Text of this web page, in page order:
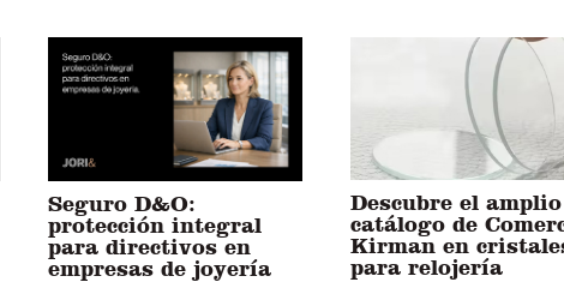
Seguro D&O:
protección integral
para directivos en
empresas de joyería
Descubre el amplio
catálogo de
Kirman en
para relojería